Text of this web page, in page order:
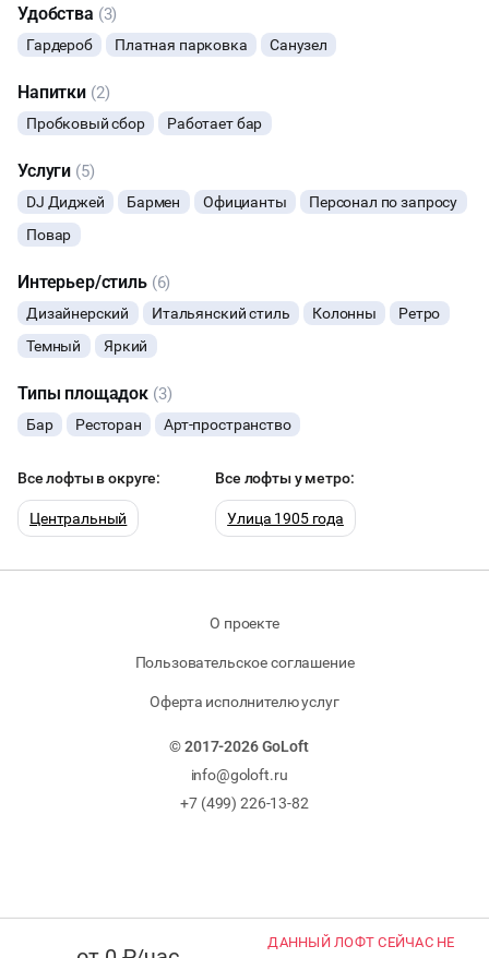
ДАННЫЙ ЛОФТ СЕЙЧАС НЕ
Удобства (3)
Гардероб Платная парковка Санузел
Напитки (2)
Пробковый сбор Работает бар
Услуги (5)
DJ Диджей Бармен Официанты
Персонал по запросу
Повар
Интерьер/стиль (6)
Дизайнерский Итальянский стиль Колонны
Ретро
Темный
Яркий
Типы площадок (3)
Бар Ресторан Арт-пространство
ДЕНЬ РОЖДЕНИЯ
ДЕВИЧНИК
ДЕЛОВЫЕ МЕРОПРИЯТИЯ
БАНКЕТЫ
МАЛЬЧИШНИК
НОВЫЙ ГОД
КАСТИНГИ
Начало
ОСТАВИТЬ ЗАЯВКУ
или поменять параметры с нашим менеджером после того, как
оставите заявку
Все лофты в округе:
Центральный
Все лофты у метро:
Улица 1905 года
О проекте
Пользовательское соглашение
Оферта исполнителю услуг
© 2017-2026 GoLoft
info@goloft.ru
+7 (499) 226-13-82